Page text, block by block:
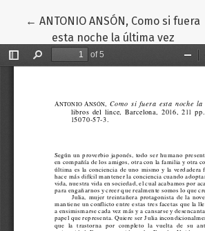
←Volver a los detalles del artículo
ANTONIO ANSÓN, Como si fuera
esta noche la última vez